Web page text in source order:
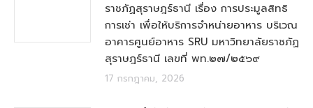
ราชภัฏสุราษฎร์ธานี เรื่อง การประมูลสิทธิ
การเช่า เพื่อให้บริการจำหน่ายอาหาร บริเวณ
อาคารศูนย์อาหาร SRU มหาวิทยาลัยราชภัฏ
สุราษฎร์ธานี เลขที่ พท.๒๗/๒๕๖๙
17 กรกฎาคม, 2026